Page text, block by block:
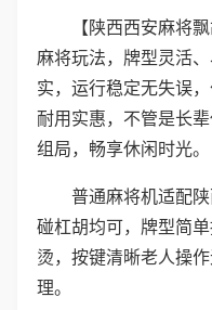
【陕西西安麻将
麻将玩法，牌型灵活
实，运行稳定无失误
耐用实惠，不管是长
组局，畅享休闲时光。
普通麻将机适配
碰杠胡均可，牌型简
烫，按键清晰老人操
理。